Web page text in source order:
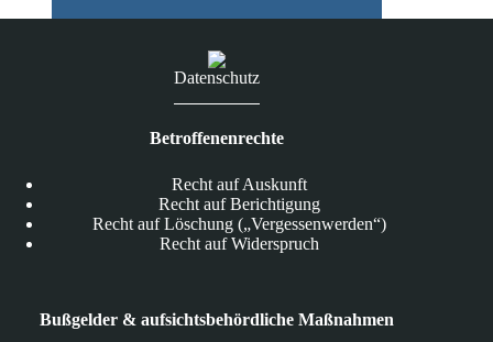
Datenschutz
Betroffenenrechte
Recht auf Auskunft
Recht auf Berichtigung
Recht auf Löschung („Vergessenwerden“)
Recht auf Widerspruch
Bußgelder & aufsichtsbehördliche Maßnahmen